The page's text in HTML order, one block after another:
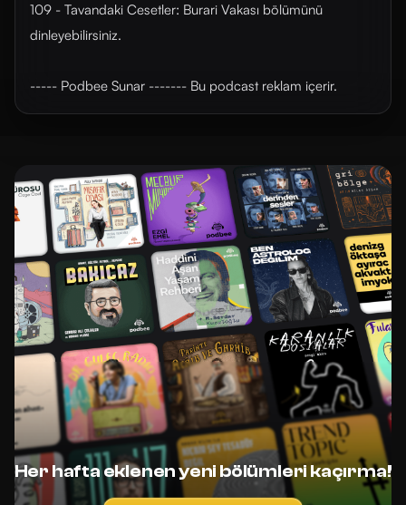
109 - Tavandaki Cesetler: Burari Vakası bölümünü
dinleyebilirsiniz.
----- Podbee Sunar ------- Bu podcast reklam içerir.
Her hafta eklenen yeni bölümleri kaçırma!